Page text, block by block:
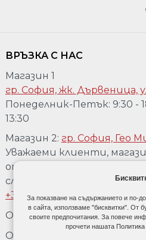
ВРЪЗКА С НАС
Магазин 1
гр. София, жк. Дървеница,
Понеделник-Петък: 9:30 -
13:30
Магазин 2: гр. София, Гео
Уважаеми клиенти,
от 04.08 до 17.08. Ако
след предварително
+359 889 918 967
Обадете се:+359 889 918
Обадете се:
За показване на съдържанието и по-
в сайта, използваме "бисквитки". От
своите предпочитания. За повече
прочети нашата Политика